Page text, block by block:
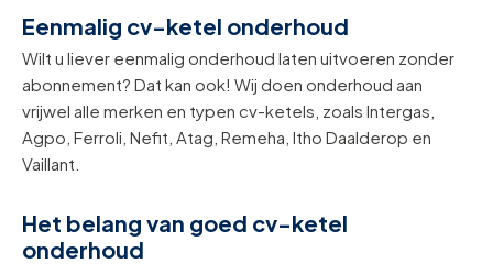
Eenmalig cv-ketel onderhoud
Wilt u liever eenmalig onderhoud laten uitvoeren zonder
abonnement? Dat kan ook! Wij doen onderhoud aan
vrijwel alle merken en typen cv-ketels, zoals Intergas,
Agpo, Ferroli, Nefit, Atag, Remeha, Itho Daalderop en
Vaillant.
Het belang van goed cv-ketel
onderhoud